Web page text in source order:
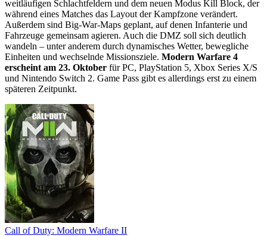
weitläufigen Schlachtfeldern und dem neuen Modus Kill Block, der
während eines Matches das Layout der Kampfzone verändert.
Außerdem sind Big-War-Maps geplant, auf denen Infanterie und
Fahrzeuge gemeinsam agieren. Auch die DMZ soll sich deutlich
wandeln – unter anderem durch dynamisches Wetter, bewegliche
Einheiten und wechselnde Missionsziele. Modern Warfare 4
erscheint am 23. Oktober für PC, PlayStation 5, Xbox Series X/S
und Nintendo Switch 2. Game Pass gibt es allerdings erst zu einem
späteren Zeitpunkt.
Call of Duty: Modern Warfare II